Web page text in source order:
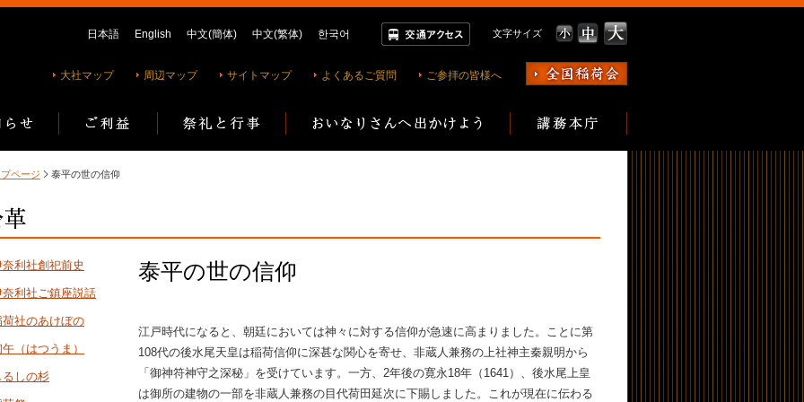
日本語 English 中文(簡体) 中文(繁体) 한국어 文字サイズ
大社マップ 周辺マップ サイトマップ よくあるご質問 ご参拝の皆様へ
ページ 泰平の世の信仰
泰平の世の信仰
江戸時代になると、朝廷においては神々に対する信仰が急速に高まりました。ことに第
108代の後水尾天皇は稲荷信仰に深甚な関心を寄せ、非蔵人兼務の上社神主秦親明から
「御神符神守之深秘」を受けています。一方、2年後の寛永18年（1641）、後水尾上皇
は御所の建物の一部を非蔵人兼務の目代荷田延次に下賜しました。これが現在に伝わる
奈利社創祀前史
奈利社ご鎮座説話
荷社のあけぼの
（はつうま）
るしの杉